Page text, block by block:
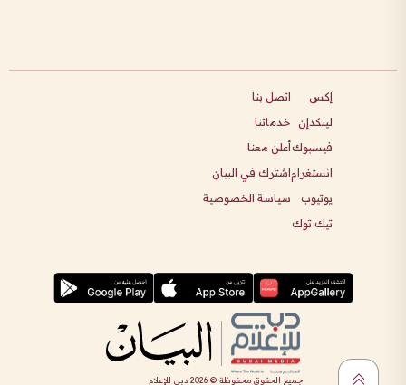
إكس
لينكدإن
فيسبوك
انستغرام
يوتيوب
تيك توك
اتصل بنا
خدماتنا
أعلن معنا
اشترك في البيان
سياسة الخصوصية
جميع الحقوق محفوظة ©2026 دبي للإعلام